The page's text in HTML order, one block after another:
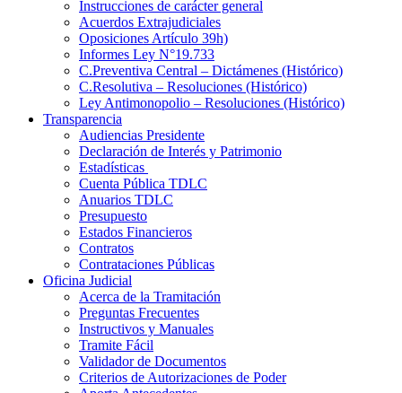
Instrucciones de carácter general
Acuerdos Extrajudiciales
Oposiciones Artículo 39h)
Informes Ley N°19.733
C.Preventiva Central – Dictámenes (Histórico)
C.Resolutiva – Resoluciones (Histórico)
Ley Antimonopolio – Resoluciones (Histórico)
Transparencia
Audiencias Presidente
Declaración de Interés y Patrimonio
Estadísticas
Cuenta Pública TDLC
Anuarios TDLC
Presupuesto
Estados Financieros
Contratos
Contrataciones Públicas
Oficina Judicial
Acerca de la Tramitación
Preguntas Frecuentes
Instructivos y Manuales
Tramite Fácil
Validador de Documentos
Criterios de Autorizaciones de Poder